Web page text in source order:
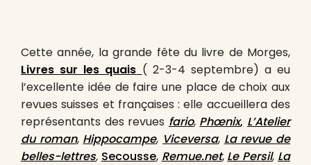
Cette année, la grande fête du livre de Morges,
Livres sur les quais ( 2-3-4 septembre) a eu
l’excellente idée de faire une place de choix aux
revues suisses et françaises : elle accueillera des
représentants des revues fario, Phœnix, L’Atelier
du roman, Hippocampe, Viceversa, La revue de
belles-lettres, Secousse, Remue.net, Le Persil, La